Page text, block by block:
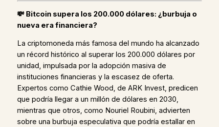
💸 Bitcoin supera los 200.000 dólares: ¿burbuja o
nueva era financiera?
La criptomoneda más famosa del mundo ha alcanzado
un récord histórico al superar los 200.000 dólares por
unidad, impulsada por la adopción masiva de
instituciones financieras y la escasez de oferta.
Expertos como Cathie Wood, de ARK Invest, predicen
que podría llegar a un millón de dólares en 2030,
mientras que otros, como Nouriel Roubini, advierten
sobre una burbuja especulativa que podría estallar en